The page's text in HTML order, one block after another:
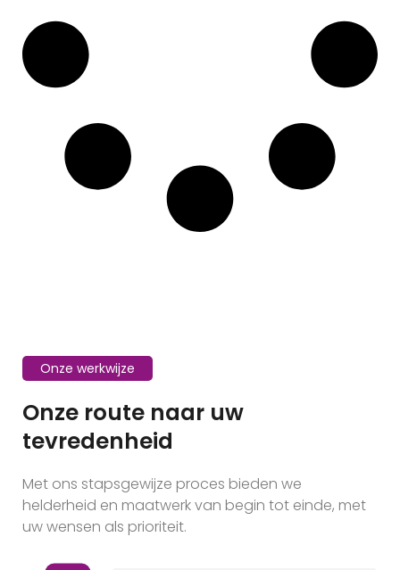
Onze werkwijze
Onze route naar uw
tevredenheid
Met ons stapsgewijze proces bieden we
helderheid en maatwerk van begin tot einde, met
uw wensen als prioriteit.